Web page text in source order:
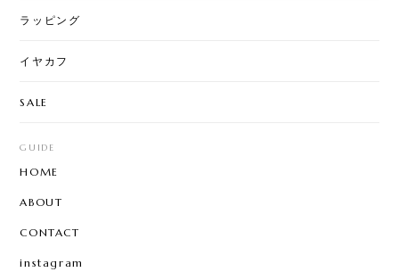
ラッピング
イヤカフ
SALE
GUIDE
HOME
ABOUT
CONTACT
instagram